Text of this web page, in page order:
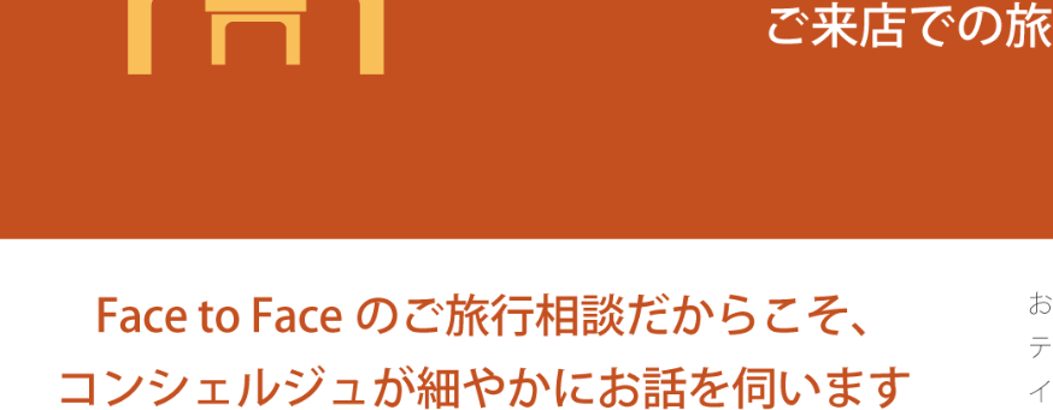
ドイツで過ごす☆伝統のクリスマス
2026年12月🌟バーデンバーデン祝祭劇場・冬の音楽祭『白鳥の湖』『魔笛』
没後200年！2027年はベートーヴェン・メモリアルイヤー
自分で創る旅 (完全オーダーメイド旅)